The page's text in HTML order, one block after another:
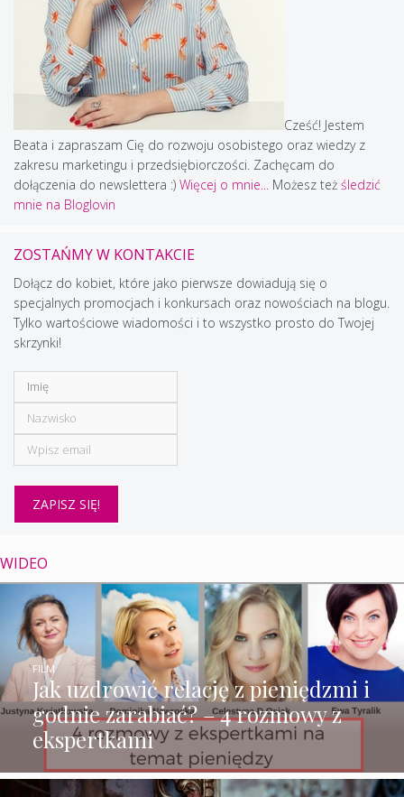
Cześć! Jestem
Beata i zapraszam Cię do rozwoju osobistego oraz wiedzy z
zakresu marketingu i przedsiębiorczości. Zachęcam do
dołączenia do newslettera :) Więcej o mnie... Możesz też śledzić
mnie na Bloglovin
ZOSTAŃMY W KONTAKCIE
Dołącz do kobiet, które jako pierwsze dowiadują się o
specjalnych promocjach i konkursach oraz nowościach na blogu.
Tylko wartościowe wiadomości i to wszystko prosto do Twojej
skrzynki!
WIDEO
Jak uzdrowić relację z pieniędzmi i
godnie zarabiać? – 4 rozmowy z
ekspertkami
FILM